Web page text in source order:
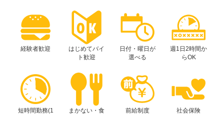
経験者歓迎
はじめてバイ
ト歓迎
日付・曜日が
選べる
週1日2時間か
らOK
短時間勤務(1
まかない・食
前給制度
社会保険